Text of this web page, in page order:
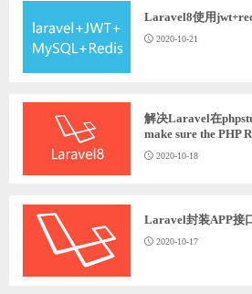
Laravel8使用
2020-10-21
解决Laravel在
make sure the PHP
and enabled.
2020-10-18
Laravel封装APP接
2020-10-17